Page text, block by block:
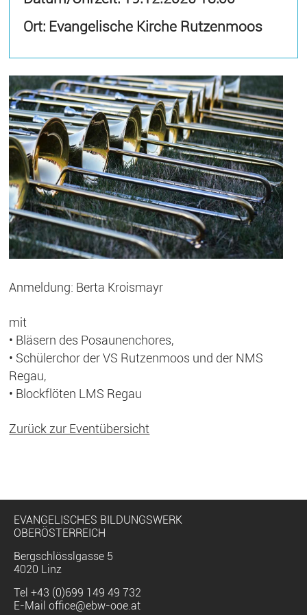
Ort: Evangelische Kirche Rutzenmoos
Anmeldung: Berta Kroismayr
mit
• Bläsern des Posaunenchores,
• Schülerchor der VS Rutzenmoos und der NMS
Regau,
• Blockflöten LMS Regau
Zurück zur Eventübersicht
EVANGELISCHES BILDUNGSWERK
OBERÖSTERREICH
Bergschlösslgasse 5
4020 Linz
Tel +43 (0)699 149 49 732
E-Mail office@ebw-ooe.at